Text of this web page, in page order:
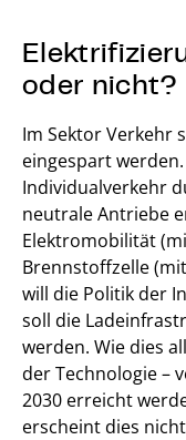
oder nicht?
Im Sektor Verkehr
eingespart
Individualverkehr
neutrale Antriebe
Elektromobilität
Brennstoffzelle
will die Politik der
soll die
werden. Wie dies
der Technologie –
2030 erreicht
erscheint dies